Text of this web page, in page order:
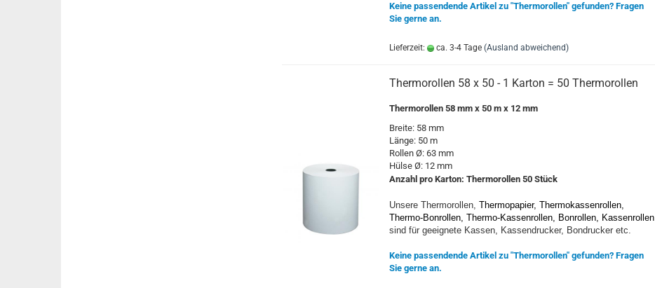
Keine passendende Artikel zu "Thermorollen" gefunden? Fragen
Sie gerne an.
Lieferzeit: ca. 3-4 Tage (Ausland abweichend)
Thermorollen 58 x 50 - 1 Karton = 50 Thermorollen
Thermorollen 58 mm x 50 m x 12 mm
Breite: 58 mm
Länge: 50 m
Rollen Ø: 63 mm
Hülse Ø: 12 mm
Anzahl pro Karton: Thermorollen 50 Stück
Unsere Thermorollen, Thermopapier, Thermokassenrollen,
Thermo-Bonrollen, Thermo-Kassenrollen, Bonrollen, Kassenrollen
sind für geeignete Kassen, Kassendrucker, Bondrucker etc.
Keine passendende Artikel zu "Thermorollen" gefunden? Fragen
Sie gerne an.